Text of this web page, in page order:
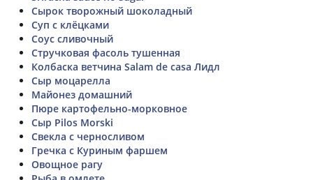
Сырок творожный шоколадный
Суп с клёцками
Соус сливочный
Стручковая фасоль тушенная
Колбаска ветчина Salam de casа Лидл
Сыр моцарелла
Майонез домашний
Пюре картофельно-морковное
Сыр Pilos Morski
Свекла с черносливом
Гречка с Куриным фаршем
Овощное рагу